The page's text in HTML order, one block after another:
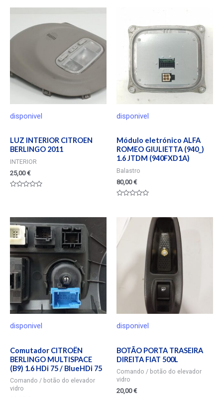
disponivel
LUZ INTERIOR CITROEN
BERLINGO 2011
INTERIOR
25,00€
5
disponivel
Módulo eletrónico ALFA
ROMEO GIULIETTA (940_)
1.6 JTDM (940FXD1A)
Balastro
80,00€
disponivel
Comutador CITROËN
BERLINGO MULTISPACE
(B9) 1.6 HDi 75 / BlueHDi 75
Comando / botão do elevador
vidro
disponivel
BOTÃO PORTA TRASEIRA
DIREITA FIAT 500L
Comando / botão do elevador
vidro
20,00€